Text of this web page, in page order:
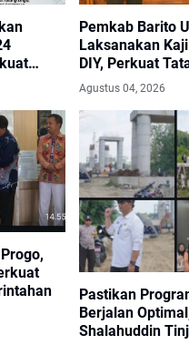
Pemkab Barito
Laksanakan
DIY, Perkuat
Pemerintahan
Pelayanan Publik
Agustus 04, 2026
Pastikan
Berjalan
Shalahuddin